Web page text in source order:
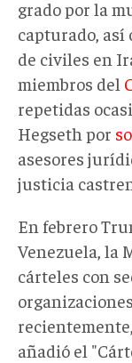
grado por la
capturado, así
de civiles en
miembros del
repetidas
Hegseth por
asesores
justicia
En febrero
Venezuela, la
cárteles con
añadió el